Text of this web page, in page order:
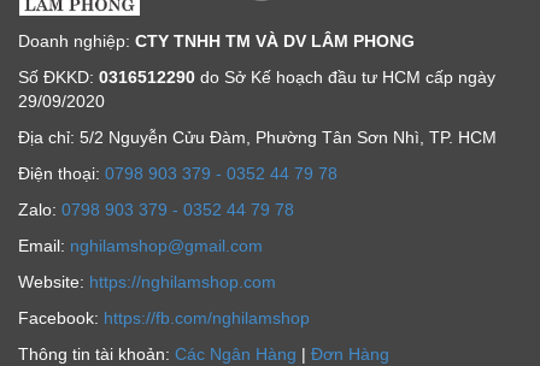
Doanh nghiệp: CTY TNHH TM VÀ DV LÂM PHONG
Số ĐKKD: 0316512290 do Sở Kế hoạch đầu tư HCM cấp ngày
29/09/2020
Địa chỉ: 5/2 Nguyễn Cửu Đàm, Phường Tân Sơn Nhì, TP. HCM
Ðiện thoại: 0798 903 379 - 0352 44 79 78
Zalo: 0798 903 379 - 0352 44 79 78
Email: nghilamshop@gmail.com
Website: https://nghilamshop.com
Facebook: https://fb.com/nghilamshop
Thông tin tài khoản: Các Ngân Hàng | Đơn Hàng